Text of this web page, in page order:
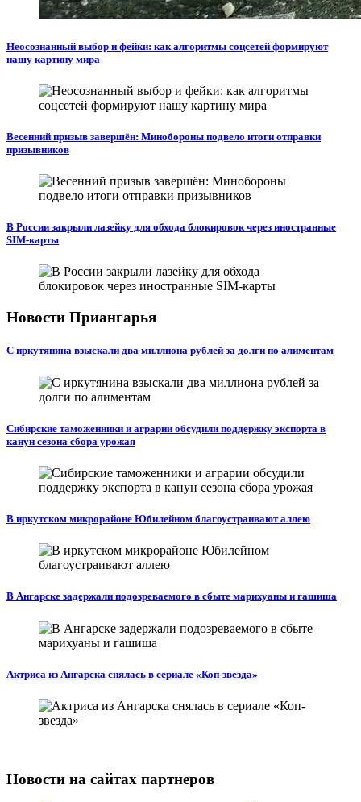
Неосознанный выбор и фейки: как алгоритмы соцсетей формируют
нашу картину мира
Весенний призыв завершён: Минобороны подвело итоги отправки
призывников
В России закрыли лазейку для обхода блокировок через иностранные
SIM-карты
Новости Приангарья
С иркутянина взыскали два миллиона рублей за долги по алиментам
Сибирские таможенники и аграрии обсудили поддержку экспорта в
канун сезона сбора урожая
В иркутском микрорайоне Юбилейном благоустраивают аллею
В Ангарске задержали подозреваемого в сбыте марихуаны и гашиша
Актриса из Ангарска снялась в сериале «Коп-звезда»
Новости на сайтах партнеров